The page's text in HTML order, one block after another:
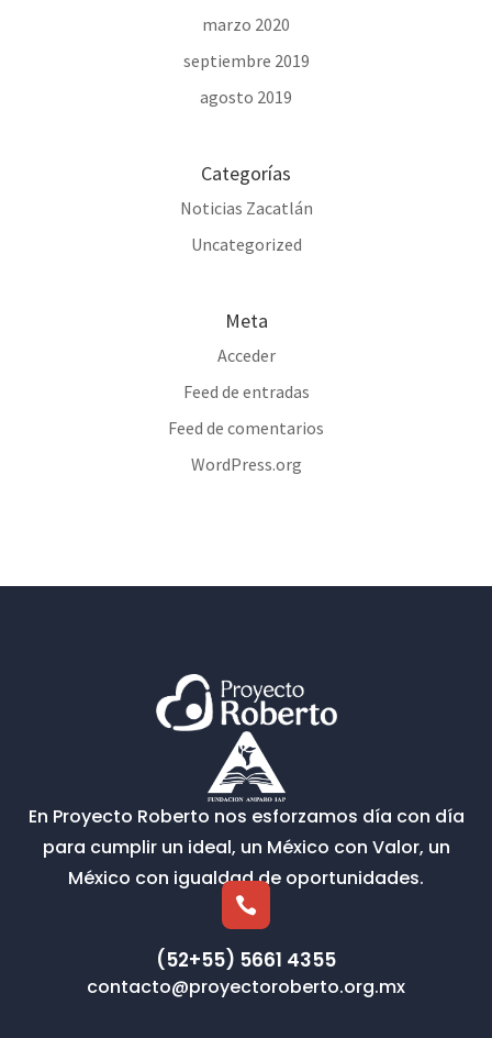
marzo 2020
septiembre 2019
agosto 2019
Categorías
Noticias Zacatlán
Uncategorized
Meta
Acceder
Feed de entradas
Feed de comentarios
WordPress.org
En Proyecto Roberto nos esforzamos día con día
para cumplir un ideal, un México con Valor, un
México con igualdad de oportunidades.

(52+55) 5661 4355
contacto@proyectoroberto.org.mx